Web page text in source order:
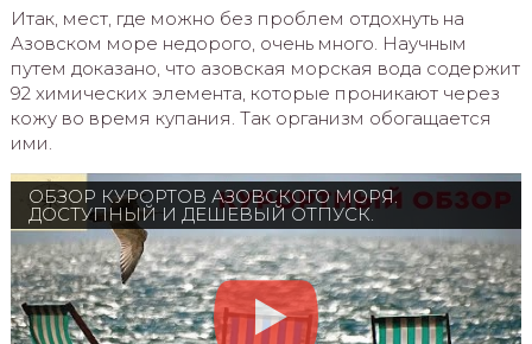
Итак, мест, где можно без проблем отдохнуть на
Азовском море недорого, очень много. Научным
путем доказано, что азовская морская вода содержит
92 химических элемента, которые проникают через
кожу во время купания. Так организм обогащается
ими.
ОБЗОР КУРОРТОВ АЗОВСКОГО МОРЯ.
ДОСТУПНЫЙ И ДЕШЕВЫЙ ОТПУСК.